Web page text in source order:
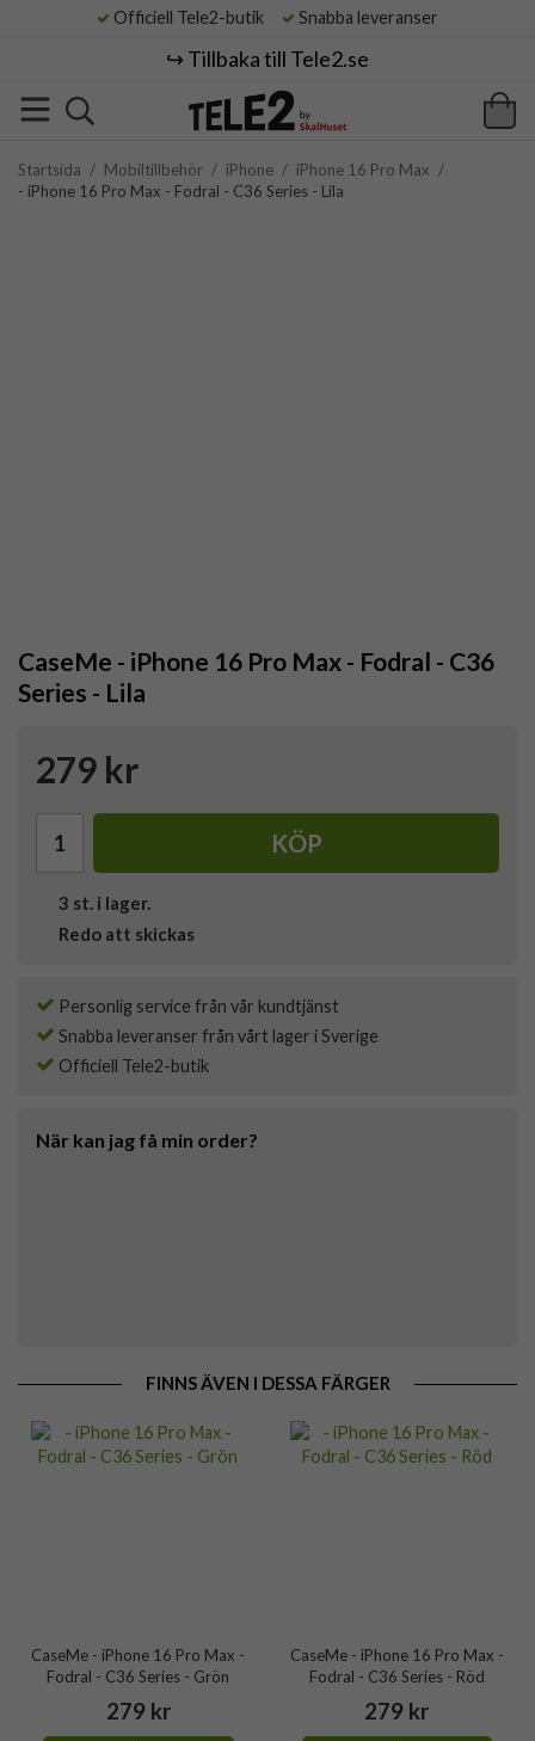
Officiell Tele2-butik Snabba leveranser
↪️ Tillbaka till Tele2.se
Startsida / Mobiltillbehör / iPhone / iPhone 16 Pro Max /
- iPhone 16 Pro Max - Fodral - C36 Series - Lila
CaseMe - iPhone 16 Pro Max - Fodral - C36
Series - Lila
279 kr
KÖP
3 st. i lager.
Redo att skickas
Personlig service från vår kundtjänst
Snabba leveranser från vårt lager i Sverige
Officiell Tele2-butik
När kan jag få min order?
FINNS ÄVEN I DESSA FÄRGER
CaseMe - iPhone 16 Pro Max -
Fodral - C36 Series - Grön
279 kr
CaseMe - iPhone 16 Pro Max -
Fodral - C36 Series - Röd
279 kr